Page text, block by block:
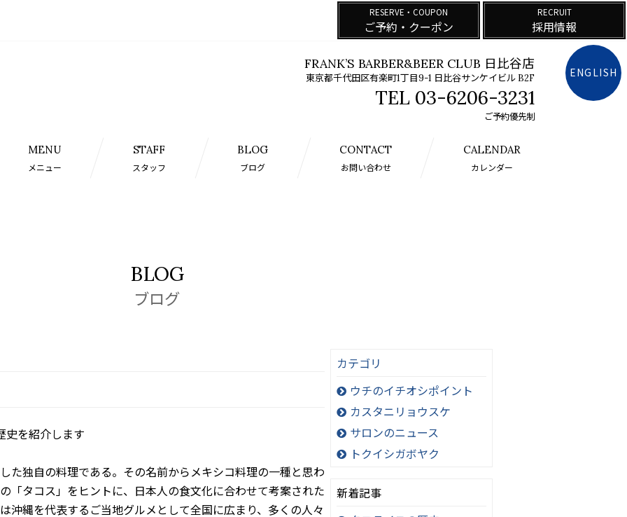
ENGLISH
RESERVE・COUPON
ご予約・クーポン
RECRUIT
採用情報
FRANK’S BARBER&BEER CLUB 日比谷店
東京都千代田区有楽町1丁目9-1 日比谷サンケイビル B2F
03-6206-3231
ご予約優先制
MENU
メニュー
STAFF
スタッフ
BLOG
ブログ
CONTACT
お問い合わせ
CALENDAR
カレンダー
BLOG
ブログ
史を紹介します
た独自の料理である。その名前からメキシコ料理の一種と思わ
「タコス」をヒントに、 日本人の食文化に合わせて考案された
沖縄を代表するご当地グルメとして全国に広まり、 多くの人々
カテゴリ
ウチのイチオシポイント
カスタニリョウスケ
サロンのニュース
トクイシガボヤク
新着記事